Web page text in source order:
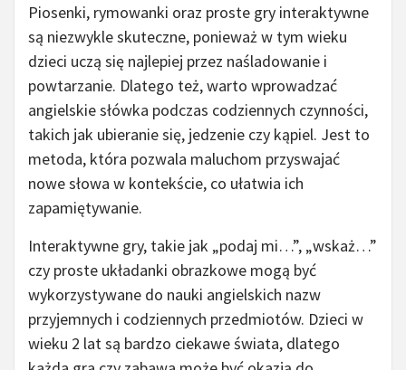
Piosenki, rymowanki oraz proste gry interaktywne
są niezwykle skuteczne, ponieważ w tym wieku
dzieci uczą się najlepiej przez naśladowanie i
powtarzanie. Dlatego też, warto wprowadzać
angielskie słówka podczas codziennych czynności,
takich jak ubieranie się, jedzenie czy kąpiel. Jest to
metoda, która pozwala maluchom przyswajać
nowe słowa w kontekście, co ułatwia ich
zapamiętywanie.
Interaktywne gry, takie jak „podaj mi…”, „wskaż…”
czy proste układanki obrazkowe mogą być
wykorzystywane do nauki angielskich nazw
przyjemnych i codziennych przedmiotów. Dzieci w
wieku 2 lat są bardzo ciekawe świata, dlatego